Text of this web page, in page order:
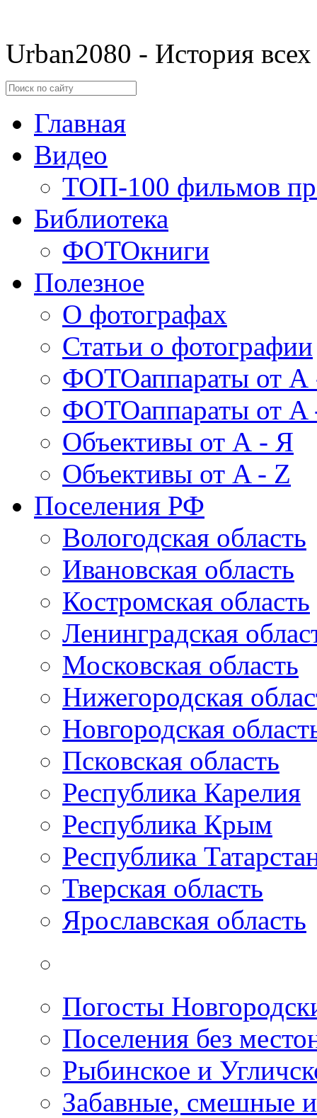
Urban2080 - История
Главная
Видео
ТОП-100 фильмов
Библиотека
ФОТОкниги
Полезное
О фотографах
Статьи о фотографии
ФОТОаппараты от А
ФОТОаппараты от A
Объективы от А - Я
Объективы от A - Z
Поселения РФ
Вологодская область
Ивановская область
Костромская область
Ленинградская
Московская область
Нижегородская
Новгородская
Псковская область
Республика Карелия
Республика Крым
Республика
Тверская область
Ярославская область
Погосты
Поселения без
Рыбинское и
Забавные, смешные